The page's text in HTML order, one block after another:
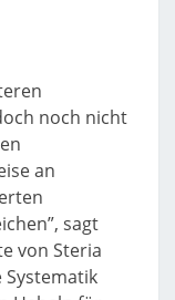
noch nicht
an
sagt
von Steria